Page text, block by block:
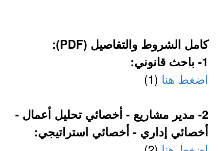
كامل الشروط والتفاصيل (PDF):
1- باحث قانوني:
اضغط هنا (1)
2- مدير مشاريع - أخصائي تحليل أعمال -
أخصائي إداري - أخصائي استراتيجي: